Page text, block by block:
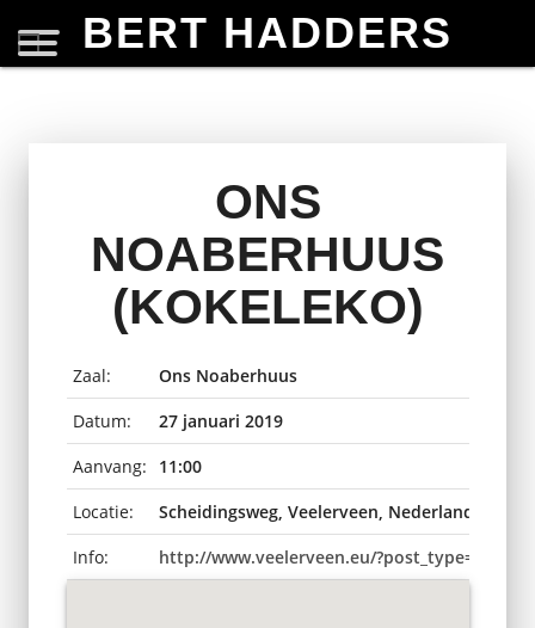
BERT HADDERS
ONS
NOABERHUUS
(KOKELEKO)
Zaal:
Ons Noaberhuus
Datum:
27 januari 2019
Aanvang:
11:00
Locatie:
Scheidingsweg, Veelerveen, Nederland
Info:
http://www.veelerveen.eu/